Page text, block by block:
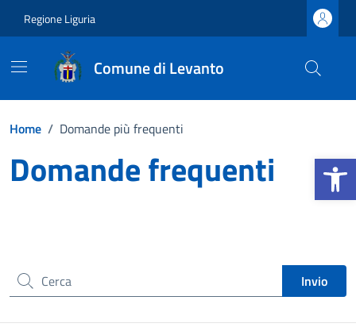
Apri la
Regione Liguria
Comune di Levanto
Home / Domande più frequenti
Domande frequenti
Cerca nel sito Invio